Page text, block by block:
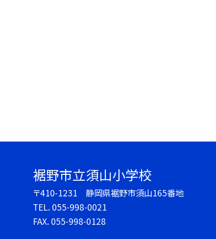
裾野市立須山小学校
〒410-1231 静岡県裾野市須山165番地
TEL. 055-998-0021
FAX. 055-998-0128